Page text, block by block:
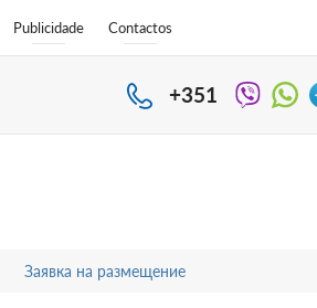
Publicidade Contactos
+351
Заявка на размещение